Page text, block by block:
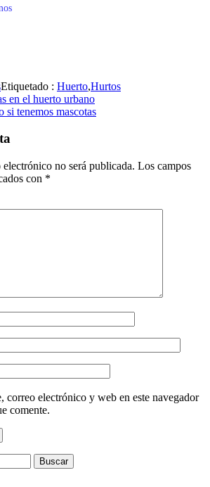
Etiquetado : Huerto,Hurtos
en el huerto urbano
si tenemos mascotas
no será publicada. Los campos
con *
correo electrónico y web en este navegador
comente.